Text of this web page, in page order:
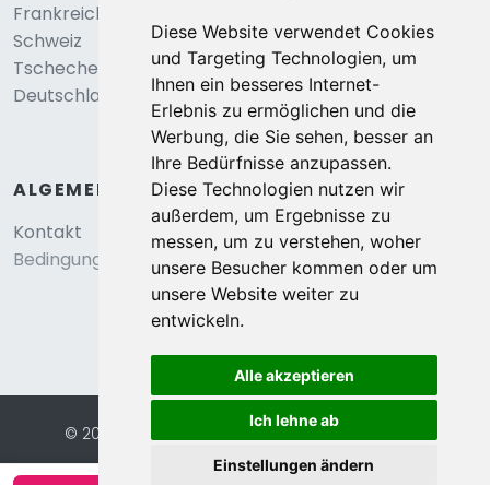
Diese Website verwendet Cookies
und Targeting Technologien, um
Ihnen ein besseres Internet-
Erlebnis zu ermöglichen und die
Werbung, die Sie sehen, besser an
Ihre Bedürfnisse anzupassen.
Diese Technologien nutzen wir
außerdem, um Ergebnisse zu
messen, um zu verstehen, woher
unsere Besucher kommen oder um
unsere Website weiter zu
entwickeln.
Alle akzeptieren
Ich lehne ab
Einstellungen ändern
Frankreich
Schweiz
Tschechei
Deutschland
ALGEMEIN
Kontakt
Bedingungen und konditionen
© 2026 Eurochalets | Website von FalcoTravel
Sichere Online-Bezahlung mit